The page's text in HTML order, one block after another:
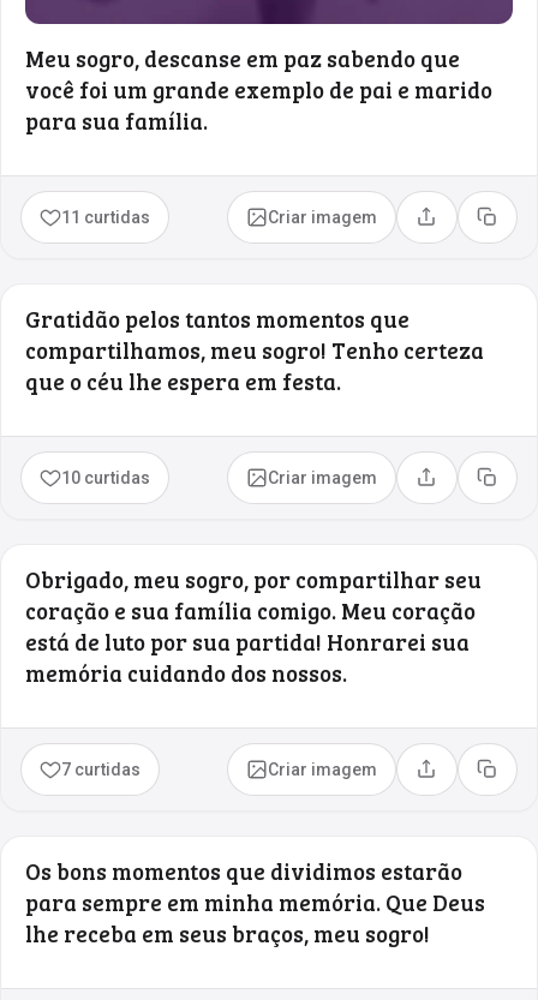
Meu sogro, descanse em paz sabendo que
você foi um grande exemplo de pai e marido
para sua família.
11 curtidas Criar imagem Compartilhar
Copiar
Gratidão pelos tantos momentos que
compartilhamos, meu sogro! Tenho certeza
que o céu lhe espera em festa.
10 curtidas Criar imagem Compartilhar
Copiar
Obrigado, meu sogro, por compartilhar seu
coração e sua família comigo. Meu coração
está de luto por sua partida! Honrarei sua
memória cuidando dos nossos.
7 curtidas Criar imagem Compartilhar
Copiar
Os bons momentos que dividimos estarão
para sempre em minha memória. Que Deus
lhe receba em seus braços, meu sogro!